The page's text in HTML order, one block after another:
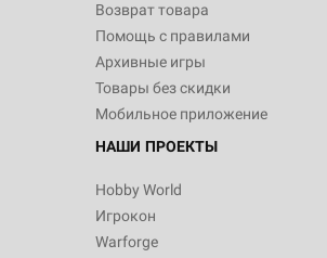
Возврат товара
Помощь с правилами
Архивные игры
Товары без скидки
Мобильное приложение
НАШИ ПРОЕКТЫ
Hobby World
Игрокон
Warforge